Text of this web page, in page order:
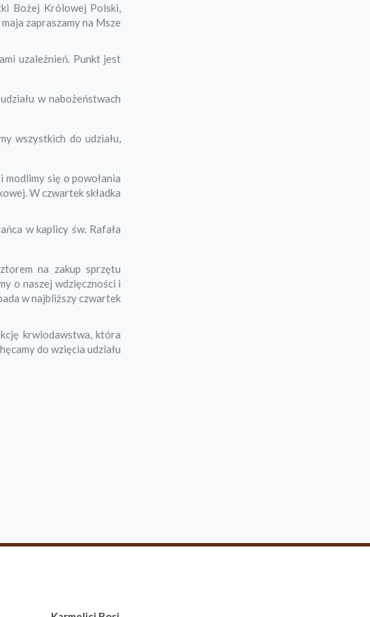
Bożej Królowej Polski,
zapraszamy na Msze
uzależnień. Punkt jest
w nabożeństwach
wszystkich do udziału,
się o powołania
W czwartek składka
w kaplicy św. Rafała
na zakup sprzętu
o naszej wdzięczności i
w najbliższy czwartek
krwiodawstwa, która
do wzięcia udziału